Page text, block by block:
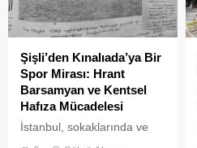
Şişli’den Kınalıada’ya Bir
Spor Mirası: Hrant
Barsamyan ve Kentsel
Hafıza Mücadelesi
İstanbul, sokaklarında ve